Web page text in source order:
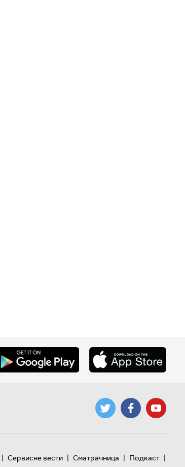
| Сервисне вести | Сматрачница | Подкаст |